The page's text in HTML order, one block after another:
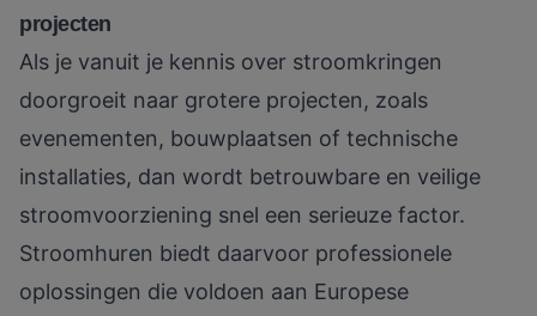
projecten
Als je vanuit je kennis over stroomkringen
doorgroeit naar grotere projecten, zoals
evenementen, bouwplaatsen of technische
installaties, dan wordt betrouwbare en veilige
stroomvoorziening snel een serieuze factor.
Stroomhuren biedt daarvoor professionele
oplossingen die voldoen aan Europese